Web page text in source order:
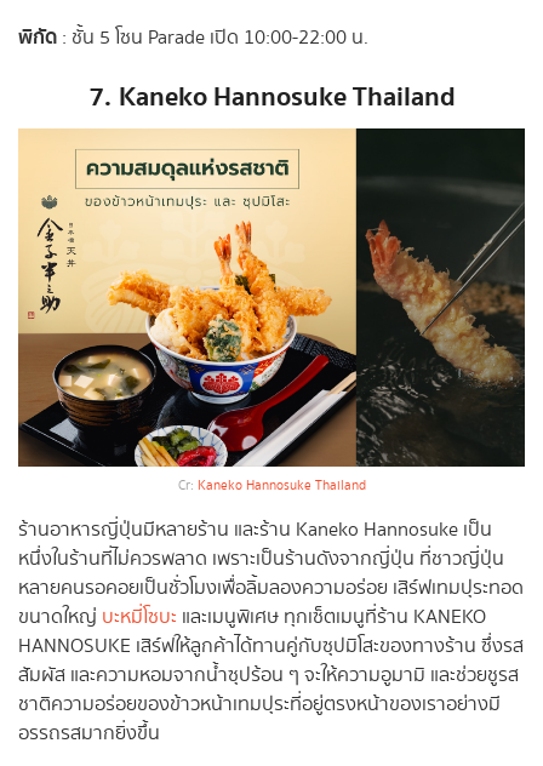
พิกัด : ชั้น 5 โซน Parade เปิด 10:00-22:00 น.
7. Kaneko Hannosuke Thailand
Cr: Kaneko Hannosuke Thailand
ร้านอาหารญี่ปุ่นมีหลายร้าน และร้าน Kaneko Hannosuke เป็น
หนึ่งในร้านที่ไม่ควรพลาด เพราะเป็นร้านดังจากญี่ปุ่น ที่ชาวญี่ปุ่น
หลายคนรอคอยเป็นชั่วโมงเพื่อลิ้มลองความอร่อย เสิร์ฟเทมปุระทอด
ขนาดใหญ่ บะหมี่โซบะ และเมนูพิเศษ ทุกเซ็ตเมนูที่ร้าน KANEKO
HANNOSUKE เสิร์ฟให้ลูกค้าได้ทานคู่กับซุปมิโสะของทางร้าน ซึ่งรส
สัมผัส และความหอมจากน้ำซุปร้อน ๆ จะให้ความอูมามิ และช่วยชูรส
ชาติความอร่อยของข้าวหน้าเทมปุระที่อยู่ตรงหน้าของเราอย่างมี
อรรถรสมากยิ่งขึ้น